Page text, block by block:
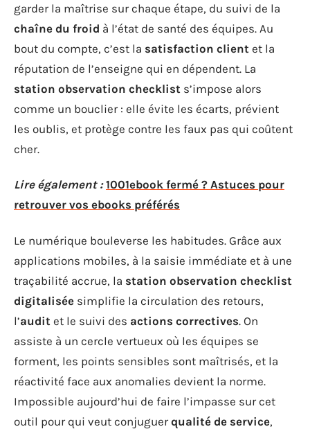
garder la maîtrise sur chaque étape, du suivi de la
chaîne du froid à l’état de santé des équipes. Au
bout du compte, c’est la satisfaction client et la
réputation de l’enseigne qui en dépendent. La
station observation checklist s’impose alors
comme un bouclier : elle évite les écarts, prévient
les oublis, et protège contre les faux pas qui coûtent
cher.
Lire également : 1001ebook fermé ? Astuces pour
retrouver vos ebooks préférés
Le numérique bouleverse les habitudes. Grâce aux
applications mobiles, à la saisie immédiate et à une
traçabilité accrue, la station observation checklist
digitalisée simplifie la circulation des retours,
l’audit et le suivi des actions correctives. On
assiste à un cercle vertueux où les équipes se
forment, les points sensibles sont maîtrisés, et la
réactivité face aux anomalies devient la norme.
Impossible aujourd’hui de faire l’impasse sur cet
outil pour qui veut conjuguerqualité de service,